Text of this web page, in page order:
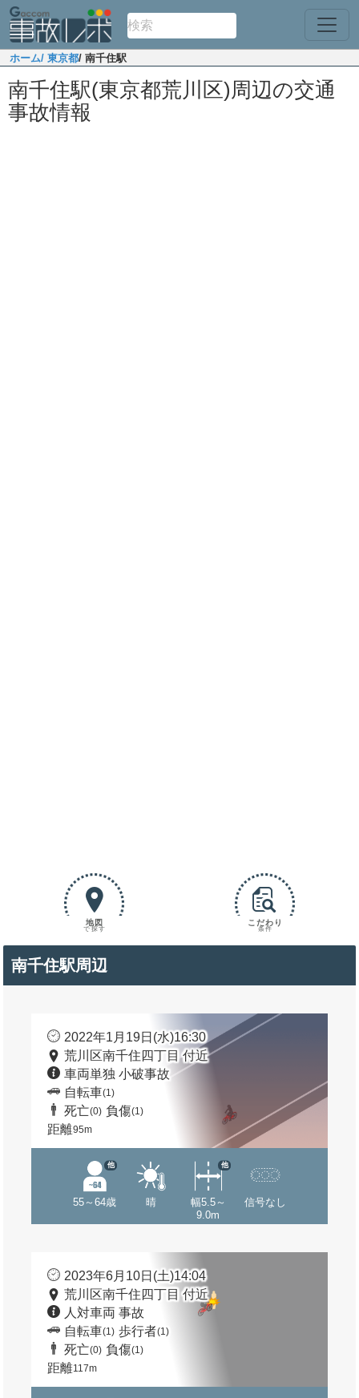
ホーム/ 東京都/ 南千住駅
南千住駅(東京都荒川区)周辺の交通
事故情報
地図
で探す
こだわり
条件
南千住駅周辺
2022年1月19日(水)16:30
荒川区南千住四丁目 付近
車両単独 小破事故
自転車(1)
死亡(0) 負傷(1)
距離95m
55～64歳
他
晴
幅5.5～
9.0m
他
信号なし
2023年6月10日(土)14:04
荒川区南千住四丁目 付近
人対車両 事故
自転車(1) 歩行者(1)
死亡(0) 負傷(1)
距離117m